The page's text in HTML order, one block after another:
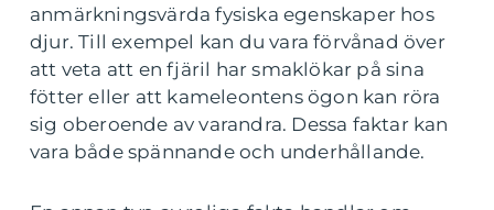
anmärkningsvärda fysiska egenskaper hos
djur. Till exempel kan du vara förvånad över
att veta att en fjäril har smaklökar på sina
fötter eller att kameleontens ögon kan röra
sig oberoende av varandra. Dessa faktar kan
vara både spännande och underhållande.